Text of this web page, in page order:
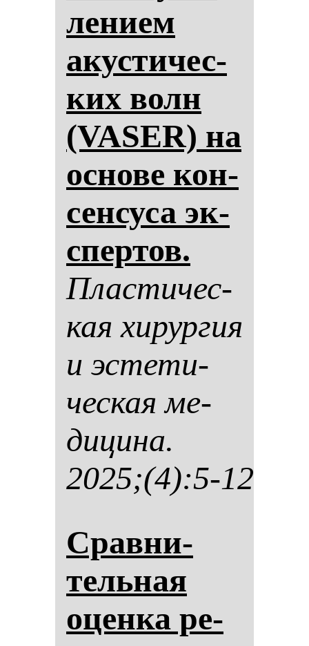
ле­ни­ем
акус­ти­чес­
ких волн
(VASER) на
ос­но­ве кон­
сен­су­са эк­
спер­тов.
Плас­ти­чес­
кая хи­рур­гия
и эс­те­ти­
чес­кая ме­
ди­ци­на.
2025;(4):5-12
Срав­ни­
тель­ная
оцен­ка ре­